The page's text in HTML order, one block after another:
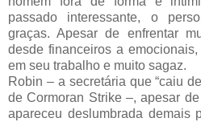
passado interessante, o
graças. Apesar de enfrentar
desde financeiros a
em seu trabalho e muito sagaz.
Robin – a secretária que “caiu
de Cormoran Strike –, apesar
apareceu deslumbrada demais